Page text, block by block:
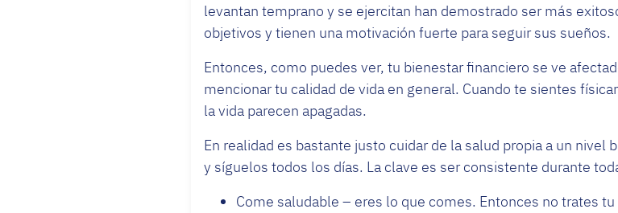
levantan temprano y se ejercitan han demostrado ser más
objetivos y tienen una motivación fuerte para seguir sus sueños.
Entonces, como puedes ver, tu bienestar financiero se ve
mencionar tu calidad de vida en general. Cuando te sientes
la vida parecen apagadas.
En realidad es bastante justo cuidar de la salud propia a un nivel
y síguelos todos los días. La clave es ser consistente durante
Come saludable – eres lo que comes. Entonces no trates